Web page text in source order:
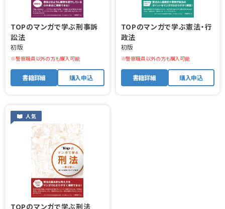
TOPのマンガで学ぶ刑事訴
訟法
初版
※警察職員以外の方も購入可能
書籍詳細 購入申込
TOPのマンガで学ぶ憲法・行
政法
初版
※警察職員以外の方も購入可能
書籍詳細 購入申込
人気
TOPのマンガで学ぶ刑法